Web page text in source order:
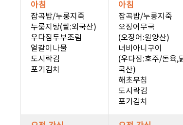
아침
잡곡밥/누룽지죽
누룽지탕(쌀:외국산)
우다짐두부조림
얼갈이나물
도시락김
포기김치
아침
잡곡밥/누룽지죽
오징어무국
(오징어:원양산)
너비아니구이
(우다짐:호주/돈육,
국산)
해초무침
도시락김
포기김치